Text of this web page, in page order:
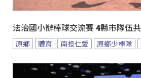
法治國小辦棒球交流賽 4縣市隊伍
原鄉 體育 南投仁愛 原鄉少棒隊